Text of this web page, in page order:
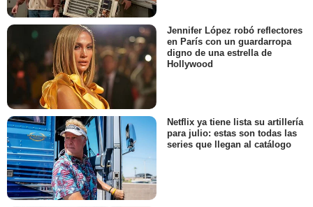
Jennifer López robó reflectores
en París con un guardarropa
digno de una estrella de
Hollywood
Netflix ya tiene lista su artillería
para julio: estas son todas las
series que llegan al catálogo